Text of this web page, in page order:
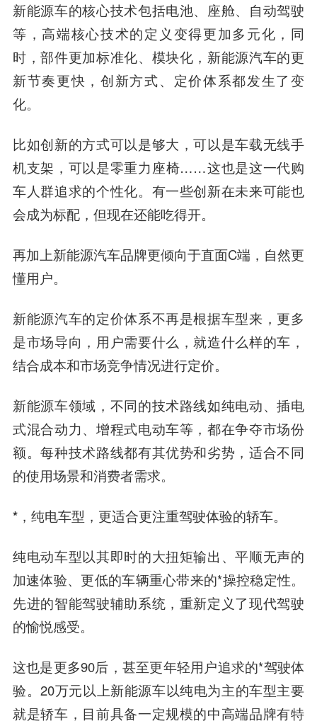
新能源车的核心技术包括电池、座舱、自动驾驶
等，高端核心技术的定义变得更加多元化，同
时，部件更加标准化、模块化，新能源汽车的更
新节奏更快，创新方式、定价体系都发生了变
化。
比如创新的方式可以是够大，可以是车载无线手
机支架，可以是零重力座椅……这也是这一代购
车人群追求的个性化。有一些创新在未来可能也
会成为标配，但现在还能吃得开。
再加上新能源汽车品牌更倾向于直面C端，自然更
懂用户。
新能源汽车的定价体系不再是根据车型来，更多
是市场导向，用户需要什么，就造什么样的车，
结合成本和市场竞争情况进行定价。
新能源车领域，不同的技术路线如纯电动、插电
式混合动力、增程式电动车等，都在争夺市场份
额。每种技术路线都有其优势和劣势，适合不同
的使用场景和消费者需求。
*，纯电车型，更适合更注重驾驶体验的轿车。
纯电动车型以其即时的大扭矩输出、平顺无声的
加速体验、更低的车辆重心带来的*操控稳定性。
先进的智能驾驶辅助系统，重新定义了现代驾驶
的愉悦感受。
这也是更多90后，甚至更年轻用户追求的*驾驶体
验。20万元以上新能源车以纯电为主的车型主要
就是轿车，目前具备一定规模的中高端品牌有特